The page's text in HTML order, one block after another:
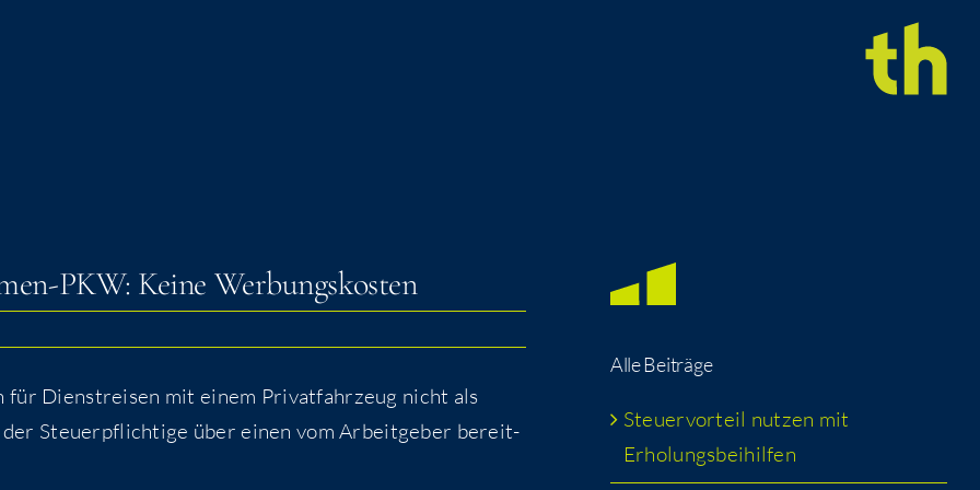
PKW: Kei­ne Werbungskosten
für Dienst­rei­sen mit einem Pri­vat­fahr­zeug nicht als
der Steu­er­pflich­ti­ge über einen vom Arbeit­ge­ber bereit­
Alle Bei­trä­ge
Steu­er­vor­teil nut­zen mit
Erholungsbeihilfen